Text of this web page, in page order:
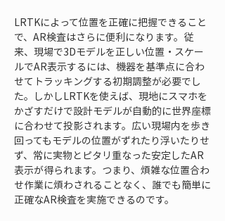
LRTKによって位置を正確に把握できること
で、AR検査はさらに便利になります。従
来、現場で3Dモデルを正しい位置・スケー
ルでAR表示するには、機器を基準点に合わ
せてトラッキングする初期調整が必要でし
た。しかしLRTKを使えば、現地にスマホを
かざすだけで設計モデルが自動的に世界座標
に合わせて投影されます。広い現場内を歩き
回ってもモデルの位置がずれたり浮いたりせ
ず、常に実物とピタリ重なった安定したAR
表示が得られます。つまり、煩雑な位置合わ
せ作業に煩わされることなく、誰でも簡単に
正確なAR検査を実施できるのです。